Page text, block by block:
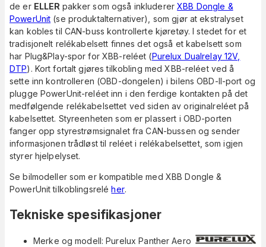
de er ELLER pakker som også inkludererXBB Dongle &
PowerUnit (se produktalternativer), som gjør at ekstralyset
kan kobles til CAN-buss kontrollerte kjøretøy. I stedet for et
tradisjonelt relékabelsett finnes det også et kabelsett som
har Plug&Play-spor for XBB-reléet (Purelux Dualrelay 12V,
DTP). Kort fortalt gjøres tilkobling med XBB-reléet ved å
sette inn kontrolleren (OBD-dongelen) i bilens OBD-II-port og
plugge PowerUnit-reléet inn i den ferdige kontakten på det
medfølgende relékabelsettet ved siden av originalreléet på
kabelsettet. Styreenheten som er plassert i OBD-porten
fanger opp styrestrømsignalet fra CAN-bussen og sender
informasjonen trådløst til reléet i relékabelsettet, som igjen
styrer hjelpelyset.
Se bilmodeller som er kompatible med XBB Dongle &
PowerUnit tilkoblingsreléher.
Tekniske spesifikasjoner
Merke og modell: Purelux Panther Aero